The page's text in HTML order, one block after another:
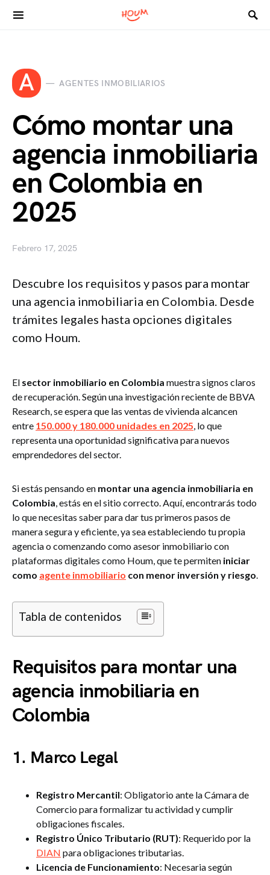
Search for:
A AGENTES INMOBILIARIOS
Cómo montar una
agencia inmobiliaria
en Colombia en
2025
Febrero 17, 2025
Descubre los requisitos y pasos para montar
una agencia inmobiliaria en Colombia. Desde
trámites legales hasta opciones digitales
como Houm.
El sector inmobiliario en Colombia muestra signos claros
de recuperación. Según una investigación reciente de BBVA
Research, se espera que las ventas de vivienda alcancen
entre 150.000 y 180.000 unidades en 2025, lo que
representa una oportunidad significativa para nuevos
emprendedores del sector.
Si estás pensando en montar una agencia inmobiliaria en
Colombia, estás en el sitio correcto. Aquí, encontrarás todo
lo que necesitas saber para dar tus primeros pasos de
manera segura y eficiente, ya sea estableciendo tu propia
agencia o comenzando como asesor inmobiliario con
plataformas digitales como Houm, que te permiten iniciar
como agente inmobiliario con menor inversión y riesgo.
Tabla de contenidos
Requisitos para montar una
agencia inmobiliaria en
Colombia
1. Marco Legal
Registro Mercantil: Obligatorio ante la Cámara de
Comercio para formalizar tu actividad y cumplir
obligaciones fiscales.
Registro Único Tributario (RUT): Requerido por la
DIAN para obligaciones tributarias.
Licencia de Funcionamiento: Necesaria según